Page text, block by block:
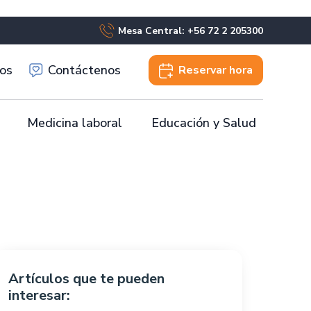
Mesa Central: +56 72 2 205300
Contáctenos Reservar hora
Medicina laboral Educación y Salud
Artículos que te pueden
interesar: